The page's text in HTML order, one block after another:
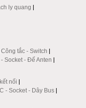
ly quang |
Công tắc - Switch |
Socket - Đế Anten |
nối |
- Socket - Dây Bus |